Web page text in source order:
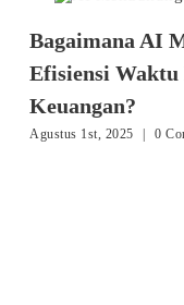
Bagaimana AI
Efisiensi
Keuangan?
Agustus 1st, 2025 0